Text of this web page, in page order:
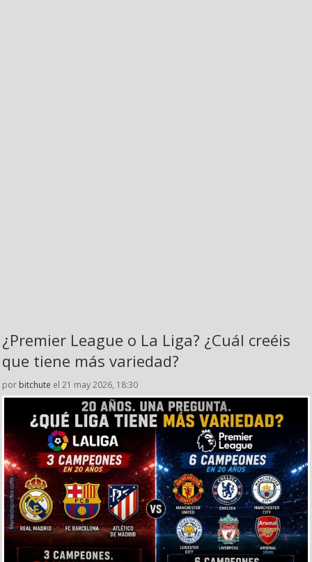
¿Premier League o La Liga? ¿Cuál creéis
que tiene más variedad?
por bitchute el 21 may 2026, 18:30